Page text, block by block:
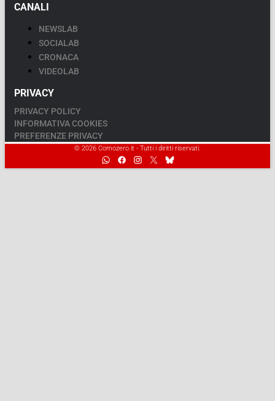
CANALI
NEWSLAB
SOCIALAB
CRONACA
VIDEOLAB
PRIVACY
PRIVACY POLICY
INFORMATIVA COOKIES
PREFERENZE PRIVACY
© 2026 Comozero.it - Tutti i diritti riservati.